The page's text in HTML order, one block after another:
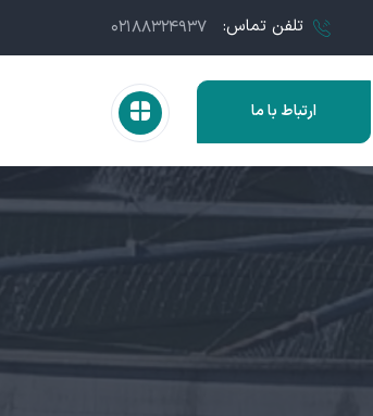
تلفن تماس: ۰۲۱۸۸۳۲۴۹۳۷
ارتباط با ما